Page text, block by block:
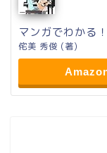
マンガでわかる
侘美 秀俊 (著)